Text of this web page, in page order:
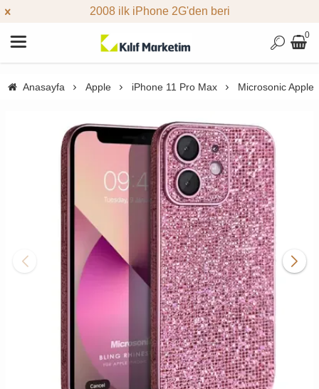
2008 ilk iPhone 2G'den beri
0
Anasayfa Apple iPhone 11 Pro Max Microsonic Apple